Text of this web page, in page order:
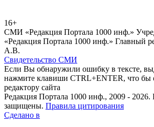
16+
СМИ «Редакция Портала 1000 инф.»
«Редакция Портала 1000 инф.» Главный
А.В.
Свидетельство СМИ
Если Вы обнаружили ошибку в тексте,
нажмите клавиши CTRL+ENTER, что бы
редактору сайта
Редакция Портала 1000 инф., 2009 - 2026.
защищены. Правила цитирования
Сделано в